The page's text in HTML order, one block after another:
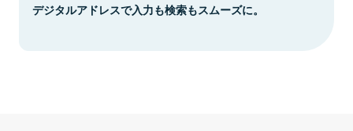
デジタルアドレスで入力も検索もスムーズに。